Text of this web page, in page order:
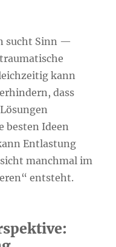
sucht Sinn —
kann
dass
besten Ideen
Entlastung
manchmal im
entsteht.